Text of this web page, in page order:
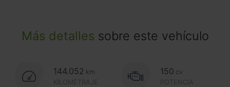
Más detalles sobre este vehículo
144.052 km
KILOMETRAJE
150 cv
POTENCIA